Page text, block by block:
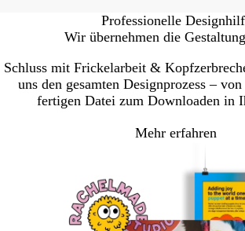
Professionelle
Wir übernehmen die
Schluss mit Frickelarbeit &
uns den gesamten Designprozess –
fertigen Datei zum Downloaden in
Mehr erfahren